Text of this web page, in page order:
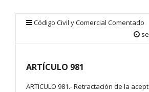
Código Civil y Comercial Comentado
ARTÍCULO 981
ARTICULO 981.- Retractación de la